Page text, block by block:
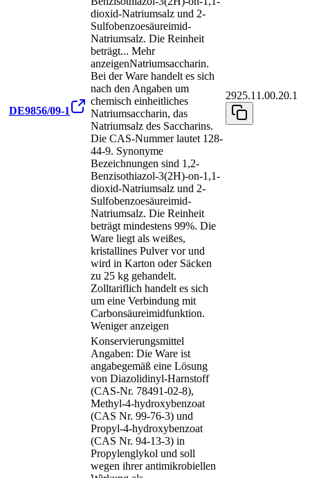
DE9856/09-1
dioxid-Natriumsalz und 2-
Sulfobenzoesäureimid-
Natriumsalz. Die Reinheit
beträgt... Mehr
anzeigenNatriumsaccharin.
Bei der Ware handelt es sich
nach den Angaben um
chemisch einheitliches
Natriumsaccharin, das
Natriumsalz des Saccharins.
Die CAS-Nummer lautet 128-
44-9. Synonyme
Bezeichnungen sind 1,2-
Benzisothiazol-3(2H)-on-1,1-
dioxid-Natriumsalz und 2-
Sulfobenzoesäureimid-
Natriumsalz. Die Reinheit
beträgt mindestens 99%. Die
Ware liegt als weißes,
kristallines Pulver vor und
wird in Karton oder Säcken
zu 25 kg gehandelt.
Zolltariflich handelt es sich
um eine Verbindung mit
Carbonsäureimidfunktion.
Weniger anzeigen
2925.11.00.20.1
Konservierungsmittel
Angaben: Die Ware ist
angabegemäß eine Lösung
von Diazolidinyl-Harnstoff
(CAS-Nr. 78491-02-8),
Methyl-4-hydroxybenzoat
(CAS Nr. 99-76-3) und
Propyl-4-hydroxybenzoat
(CAS Nr. 94-13-3) in
Propylenglykol und soll
wegen ihrer antimikrobiellen